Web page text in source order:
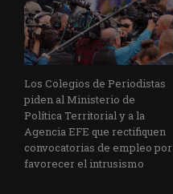
Los Colegios de Periodistas
piden al Ministerio de
Política Territorial y a la
Agencia EFE que rectifiquen
convocatorias de empleo por
favorecer el intrusismo